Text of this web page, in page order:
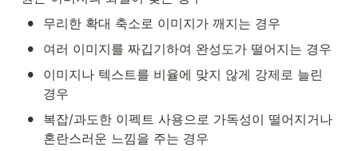
• 무리한 확대 축소로 이미지가 깨지는 경우
• 여러 이미지를 짜깁기하여 완성도가 떨어지는 경우
•
이미지나 텍스트를 비율에 맞지 않게 강제로 늘린
경우
•
복잡/과도한 이펙트 사용으로 가독성이 떨어지거나
혼란스러운 느낌을 주는 경우